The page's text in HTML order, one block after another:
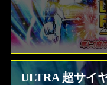
ULTRA 超サイヤ人ゴッドSSベジット RED